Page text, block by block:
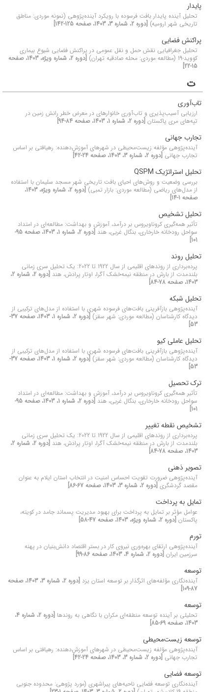
پایدار
تحلیل آینده پایدار بافت فرسوده با رویکرد آینده‌پژوهی (نمونه موردی: مناطق
تاریخی شهر ارومیه) [دوره 2، شماره 3، 1403، صفحه 125-142]
پراکنش فضایی
تحلیل جغرافیایی نقش حمل و نقل عمومی در پراکنش فضایی شیوع بیماری
کووید-19 (مطالعه موردی: محله صادقیه تهران)
[دوره 2، شماره ویژه، 1403، صفحه
15-22]
ت
تاب‌آوری
ارزیابی آسیب‌پذیری و تاب‌آوری خانوارهای در معرض خطر رانش زمین در
تپه‌های مری پاکستان [دوره 2، شماره 1، 1403، صفحه 84-94]
تجارب جهانی
آینده‌پژوهی مؤلفه زیست‌محیطی در شهرهای آموزش‌دهنده: رهیافتی بر اساس
تجارب جهانی [دوره 2، شماره 3، 1403، صفحه 24-42]
تحلیل استراتژیک QSPM
بررسی وضعیت و روش‌های احیای بافت تاریخی شهر مسجد سلیمان با استفاده
از مدل‌های ریاضی (مطالعه موردی: بازار تمبی)
[دوره 2، شماره ویژه، 1403،
صفحه 1-14]
تحلیل تشخیص
تأثیر همه‌گیری کروناویروس بر درآمد، آموزش و بهداشت: مطالعه‌ای در امتداد
سواحل رودخانه خارخاری، بنگال غربی، هند
[دوره 2، شماره 1، 1403، صفحه 95-
101]
تحلیل روند
پرده‌برداری از روندهای اقلیمی از سال 1922 تا 2022: یک تحلیل سری زمانی
بلندمدت از بارش در منطقه نیمه‌خشک آگرا، اوتار پرادش، هند
[دوره 2، شماره 2،
1403، صفحه 78-84]
تحلیل شبکه
آینده‌پژوهی بازآفرینی بافت‌های فرسوده شهری با استفاده از مدل‌های ترکیبی از
دیدگاه کارشناسان (مطالعه موردی: شهر سقز)
[دوره 2، شماره 1، 1403، صفحه 37-
53]
تحلیل عاملی کیو
آینده‌پژوهی بازآفرینی بافت‌های فرسوده شهری با استفاده از مدل‌های ترکیبی از
دیدگاه کارشناسان (مطالعه موردی: شهر سقز)
[دوره 2، شماره 1، 1403، صفحه 37-
53]
ترک تحصیل
تأثیر همه‌گیری کروناویروس بر درآمد، آموزش و بهداشت: مطالعه‌ای در امتداد
سواحل رودخانه خارخاری، بنگال غربی، هند
[دوره 2، شماره 1، 1403، صفحه 95-
101]
تشخیص نقطه تغییر
پرده‌برداری از روندهای اقلیمی از سال 1922 تا 2022: یک تحلیل سری زمانی
بلندمدت از بارش در منطقه نیمه‌خشک آگرا، اوتار پرادش، هند
[دوره 2، شماره 2،
1403، صفحه 78-84]
تصویر ذهنی
آینده‌پژوهی ضرورت تقویت احساس امنیت در انتخاب استان ایلام به عنوان
مقصد گردشگری [دوره 2، شماره 3، 1403، صفحه 67-86]
تمایل به پرداخت
عوامل مؤثر بر تمایل به پرداخت برای بهبود مدیریت پسماند جامد در کویته،
پاکستان [دوره 2، شماره ویژه، 1403، صفحه 47-58]
تورم
آینده‌پژوهی ارتقای بهره‌وری نیروی کار در بستر اقتصاد دانش‌بنیان در پهنه
سرزمین ایران [دوره 2، شماره 4، 1403، صفحه 86-99]
توسعه
آینده‌نگاری مؤلفه‌های اثرگذار بر توسعه استان یزد
[دوره 2، شماره 3، 1403، صفحه
87-109]
توسعه
تحلیلی بر آینده توسعه منطقه‌ای مکران با نگاهی به روندها
[دوره 2، شماره 4،
1403، صفحه 69-85]
توسعه زیست‌محیطی
آینده‌پژوهی مؤلفه زیست‌محیطی در شهرهای آموزش‌دهنده: رهیافتی بر اساس
تجارب جهانی [دوره 2، شماره 3، 1403، صفحه 24-42]
توسعه فضایی
آینده‌نگاری توسعه فضایی ناحیه‌های پیراشهری (مورد پژوهی: محدوده جنوبی